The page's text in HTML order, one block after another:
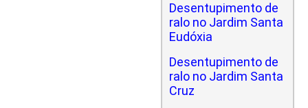
Desentupimento de
ralo no Jardim Santa
Eudóxia
Desentupimento de
ralo no Jardim Santa
Cruz